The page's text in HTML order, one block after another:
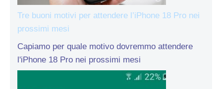
Tre buoni motivi per attendere l’iPhone 18 Pro nei
prossimi mesi
Capiamo per quale motivo dovremmo attendere
l'iPhone 18 Pro nei prossimi mesi